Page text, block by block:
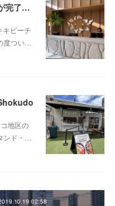
【現地最新情報】Ka Lai の改装工事が完了！ 新メインダイニングやラウンジもオープン
キビーチ
度つい…
地区の
ンド・…
02:58